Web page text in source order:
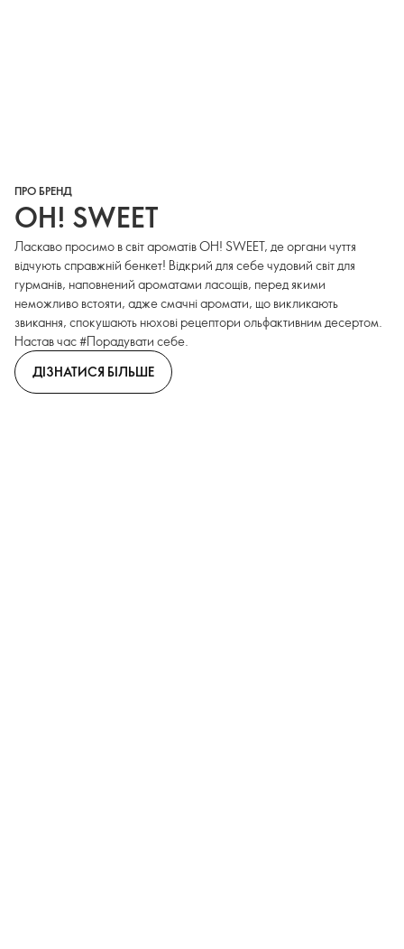
ПРО БРЕНД
OH! SWEET
Ласкаво просимо в світ ароматів OH! SWEET, де органи чуття
відчують справжній бенкет! Відкрий для себе чудовий світ для
гурманів, наповнений ароматами ласощів, перед якими
неможливо встояти, адже смачні аромати, що викликають
звикання, спокушають нюхові рецептори ольфактивним десертом.
Настав час #Порадувати себе.
ДІЗНАТИСЯ БІЛЬШЕ